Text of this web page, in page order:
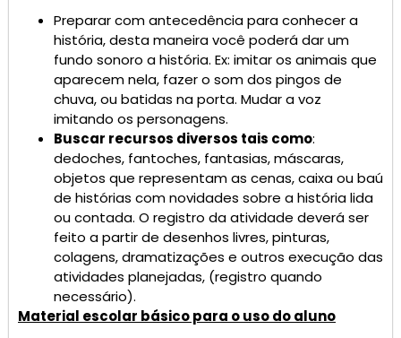
Preparar com antecedência para conhecer a
história, desta maneira você poderá dar um
fundo sonoro a história. Ex: imitar os animais que
aparecem nela, fazer o som dos pingos de
chuva, ou batidas na porta. Mudar a voz
imitando os personagens.
Buscar recursos diversos tais como:
dedoches, fantoches, fantasias, máscaras,
objetos que representam as cenas, caixa ou baú
de histórias com novidades sobre a história lida
ou contada. O registro da atividade deverá ser
feito a partir de desenhos livres, pinturas,
colagens, dramatizações e outros execução das
atividades planejadas, (registro quando
necessário).
Material escolar básico para o uso do aluno